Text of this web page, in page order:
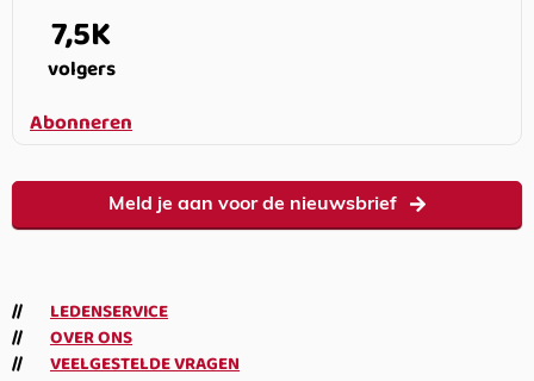
7,5K
volgers
Abonneren
Meld je aan voor de nieuwsbrief
LEDENSERVICE
OVER ONS
VEELGESTELDE VRAGEN